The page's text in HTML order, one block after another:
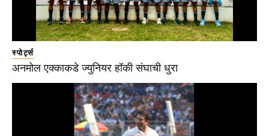
स्पोर्ट्स
अनमोल एक्काकडे ज्युनियर हॉकी संघाची धुरा